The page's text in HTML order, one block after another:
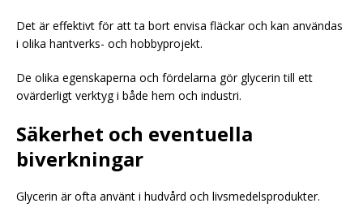
Det är effektivt för att ta bort envisa fläckar och kan användas
i olika hantverks- och hobbyprojekt.
De olika egenskaperna och fördelarna gör glycerin till ett
ovärderligt verktyg i både hem och industri.
Säkerhet och eventuella
biverkningar
Glycerin är ofta använt i hudvård och livsmedelsprodukter.